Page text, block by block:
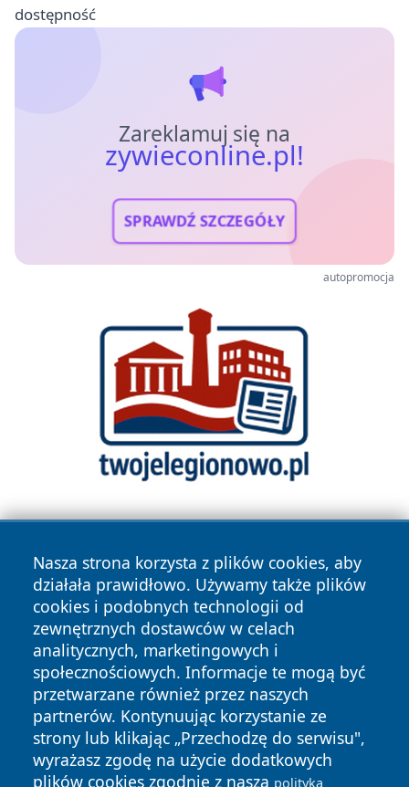
dostępność
Zareklamuj się na
zywieconline.pl!
SPRAWDŹ SZCZEGÓŁY
autopromocja
Nasza strona korzysta z plików cookies, aby
działała prawidłowo. Używamy także plików
cookies i podobnych technologii od
zewnętrznych dostawców w celach
analitycznych, marketingowych i
społecznościowych. Informacje te mogą być
przetwarzane również przez naszych
partnerów. Kontynuując korzystanie ze
strony lub klikając „Przechodzę do serwisu",
wyrażasz zgodę na użycie dodatkowych
plików cookies zgodnie z naszą polityką
Copyright © 2026 zywieconline.pl Wszystkie prawa
zastrzeżone.
News Autorzy
Polityka
Prywatności
Polityka
Cookies